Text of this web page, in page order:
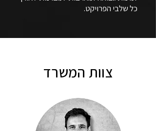
כל שלבי הפרויקט.
צוות המשרד